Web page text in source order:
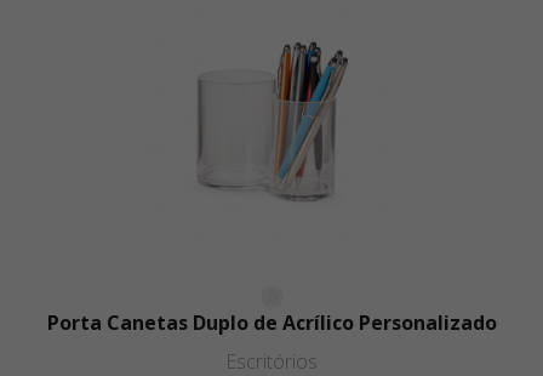
Porta Canetas Duplo de Acrílico Personalizado
Escritórios